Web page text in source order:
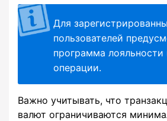
Для
пользователей
программа лояльности
операции.
Важно учитывать, что
валют ограничиваются